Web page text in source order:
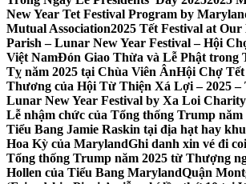
New Year Tet Festival Program by
Mutual Association2025 Tết Festival at
Parish – Lunar New Year Festival – Hội
Việt NamĐón Giao Thừa và Lễ Phật trong
Tỵ năm 2025 tại Chùa Viên ÂnHội Chợ
Thương của Hội Từ Thiện Xá Lợi – 2025 –
Lunar New Year Festival by Xa Loi Charity
Lễ nhậm chức của Tổng thống Trump năm
Tiểu Bang Jamie Raskin tại địa hạt hay
Hoa Kỳ của MarylandGhi danh xin vé đi
Tổng thống Trump năm 2025 từ Thượng
Hollen của Tiểu Bang MarylandQuận